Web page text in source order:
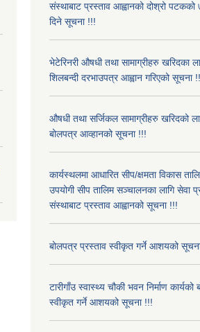
संस्थाबाट प्रस्ताव आह्वानको दोश्रो पटकको
दिने सूचना !!!
भेटेरिनरी औषधी तथा सामाग्रीहरु खरिदका
शिलबन्दी दरभाउपत्र आह्वान गरिएको सूचना
औषधी तथा सर्जिकल सामाग्रीहरु खरिदको
बोलपत्र आव्हानको सूचना !!!
कार्यस्थलमा आधारित सीप/क्षमता विकास
उपयोगी सीप तालिम सञ्चालनका लागि सेवा
संस्थाबाट प्रस्ताव आह्वानको सूचना !!!
बोलपत्र प्रस्ताव स्वीकृत गर्ने आशयको
टारीगाँउ स्वास्थ्य चौकी भवन निर्माण कार्यको
स्वीकृत गर्ने आशयको सूचना !!!